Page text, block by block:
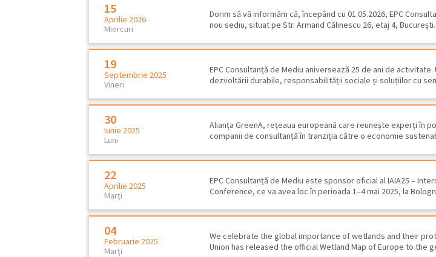
Evaluarea impactului de mediu -
petrol şi gaze
Studiu de Evaluare
Adamclisi, judeţul…
15
Aprilie 2026
Miercuri
Dorim să vă informăm că, începând cu 01.05.2026, EPC
nou sediu, situat pe Str. Armand Călinescu 26, etaj 4, București.
19
Septembrie 2025
Vineri
EPC Consultanță de Mediu aniversează 25 de ani de
dezvoltării durabile, responsabilității sociale și soluțiilor cu
30
Iunie 2025
Luni
Alianța GreenA, rețeaua europeană care reunește experți în
companii de consultanță în tranziția către o economie
22
Aprilie 2025
Marţi
EPC Consultanță de Mediu este sponsor oficial al IAIA25 –
Conference, ce va avea loc în perioada 1–4 mai 2025, la
04
Februarie 2025
Marţi
We celebrate the global importance of wetlands and their
Union has released the official Wetland Map of Europe to the